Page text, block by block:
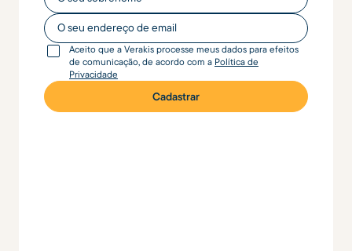
O seu endereço de email
Aceito que a Verakis processe meus dados para efeitos
de comunicação, de acordo com a Política de
Privacidade